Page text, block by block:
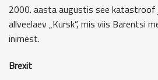
2000. aasta augustis see katastroof
allveelaev „Kursk”, mis viis Barentsi
inimest.
Brexit